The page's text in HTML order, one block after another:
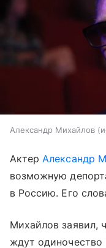
Александр Михайлов
АктерАлександр
возможную
в Россию. Его
Михайлов заявил,
ждут одиночество